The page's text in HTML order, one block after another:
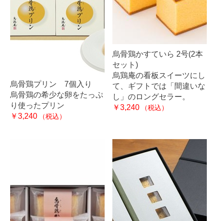
烏骨鶏プリン 7個入り
烏骨鶏の希少な卵をたっぷ
り使ったプリン
￥3,240
（税込）
烏骨鶏かすていら 2号(2本
セット)
烏鶏庵の看板スイーツにし
て、ギフトでは「間違いな
し」のロングセラー。
￥3,240
（税込）